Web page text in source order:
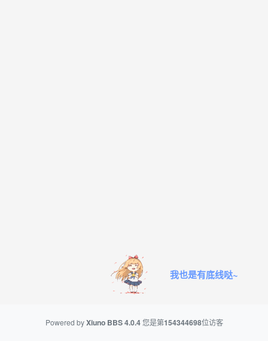
我也是有底线哒~
Powered byXiuno BBS4.0.4 您是第154344698位访客